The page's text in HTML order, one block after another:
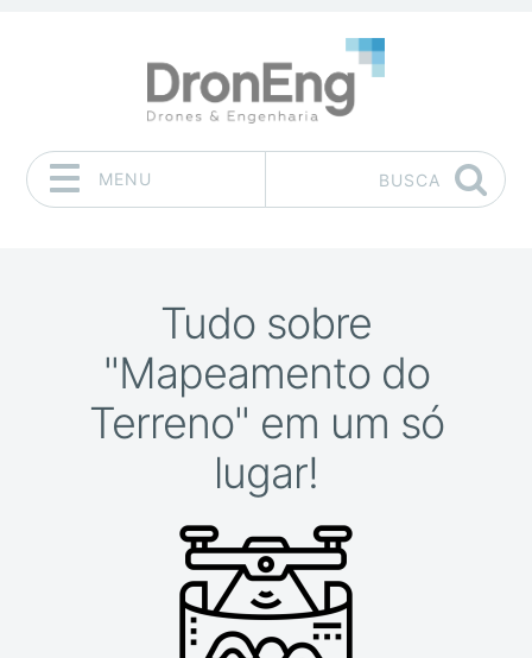
MENU BUSCA
Tudo sobre
"Mapeamento do
Terreno" em um só
lugar!